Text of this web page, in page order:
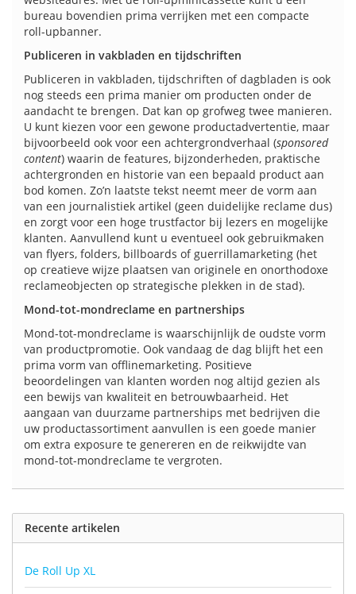
bureau bovendien prima verrijken met een compacte
roll-upbanner.
Publiceren in vakbladen en tijdschriften
Publiceren in vakbladen, tijdschriften of dagbladen is ook
nog steeds een prima manier om producten onder de
aandacht te brengen. Dat kan op grofweg twee manieren.
U kunt kiezen voor een gewone productadvertentie, maar
bijvoorbeeld ook voor een achtergrondverhaal (sponsored
content) waarin de features, bijzonderheden, praktische
achtergronden en historie van een bepaald product aan
bod komen. Zo’n laatste tekst neemt meer de vorm aan
van een journalistiek artikel (geen duidelijke reclame dus)
en zorgt voor een hoge trustfactor bij lezers en mogelijke
klanten. Aanvullend kunt u eventueel ook gebruikmaken
van flyers, folders, billboards of guerrillamarketing (het
op creatieve wijze plaatsen van originele en onorthodoxe
reclameobjecten op strategische plekken in de stad).
Mond-tot-mondreclame en partnerships
Mond-tot-mondreclame is waarschijnlijk de oudste vorm
van productpromotie. Ook vandaag de dag blijft het een
prima vorm van offlinemarketing. Positieve
beoordelingen van klanten worden nog altijd gezien als
een bewijs van kwaliteit en betrouwbaarheid. Het
aangaan van duurzame partnerships met bedrijven die
uw productassortiment aanvullen is een goede manier
om extra exposure te genereren en de reikwijdte van
mond-tot-mondreclame te vergroten.
Recente artikelen
De Roll Up XL